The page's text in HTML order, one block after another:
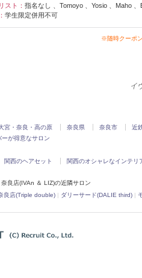
スト： 指名なし 、Tomoyo 、Yosio 、Maho
学生限定併用不可
※随時クーポ
イ
宮・奈良・高の原 奈良県 奈良市 近
が得意なサロン
関西のヘアセット 関西のオシャレなインテリ
良店(IVAn ＆ LIZ)の近隣サロン
良店(Triple double) | ダリーサード(DALIE third) |